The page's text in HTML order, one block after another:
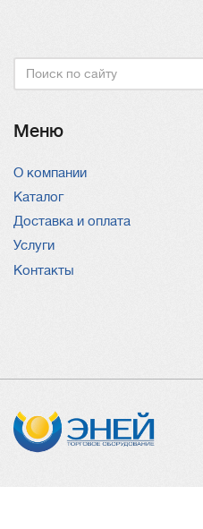
Поиск
Меню
О компании
Каталог
Доставка и оплата
Услуги
Контакты